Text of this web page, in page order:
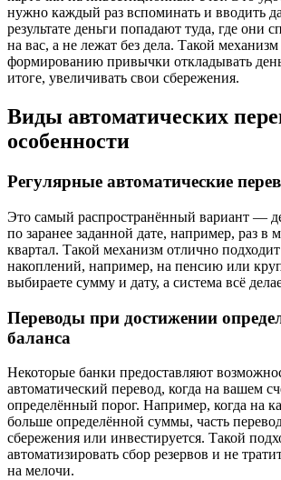
нужно каждый раз вспоминать и вводить
результате деньги попадают туда, где они
на вас, а не лежат без дела. Такой механизм
формированию привычки откладывать
итоге, увеличивать свои сбережения.
Виды автоматических
особенности
Регулярные автоматические
Это самый распространённый вариант —
по заранее заданной дате, например, раз в
квартал. Такой механизм отлично
накоплений, например, на пенсию или
выбираете сумму и дату, а система всё
Переводы при достижении
баланса
Некоторые банки предоставляют
автоматический перевод, когда на вашем
определённый порог. Например, когда на
больше определённой суммы, часть
сбережения или инвестируется. Такой
автоматизировать сбор резервов и не
на мелочи.